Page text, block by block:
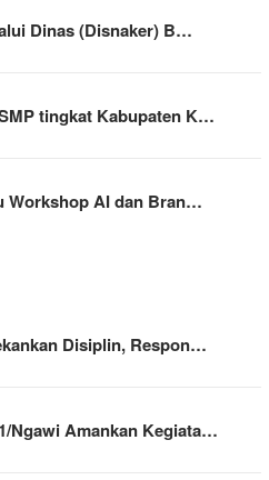
Dinas (Disnaker) B…
tingkat Kabupaten K…
Workshop AI dan Bran…
Disiplin, Respon…
Ngawi Amankan Kegiata…